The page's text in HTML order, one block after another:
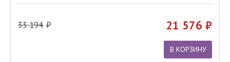
33 194 21 576
В КОРЗИНУ